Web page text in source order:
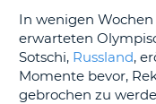
In wenigen
erwarteten
Sotschi, Russland,
Momente bevor,
gebrochen zu